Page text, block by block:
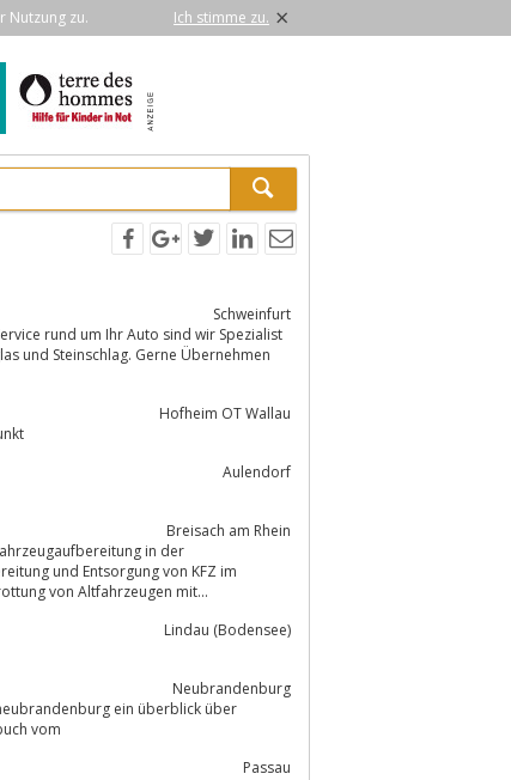
Nutzung zu. Ich stimme zu. ×
Schweinfurt
rund um Ihr Auto sind wir Spezialist
Hofheim OT Wallau
Aulendorf
Breisach am Rhein
in der
und Entsorgung von KFZ im
von Altfahrzeugen mit...
Lindau (Bodensee)
Neubrandenburg
ein überblick über
vom
Passau